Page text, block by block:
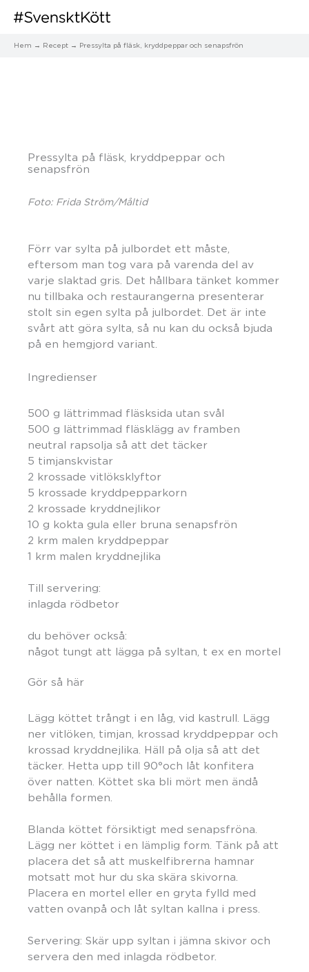
Hem Recept Pressylta på fläsk, kryddpeppar och senapsfrön
Pressylta på fläsk, kryddpeppar och
senapsfrön
Foto: Frida Ström/Måltid
Förr var sylta på julbordet ett måste,
eftersom man tog vara på varenda del av
varje slaktad gris. Det hållbara tänket kommer
nu tillbaka och restaurangerna presenterar
stolt sin egen sylta på julbordet. Det är inte
svårt att göra sylta, så nu kan du också bjuda
på en hemgjord variant.
Ingredienser
500 g lättrimmad fläsksida utan svål
500 g lättrimmad fläsklägg av framben
neutral rapsolja så att det täcker
5 timjanskvistar
2 krossade vitlöksklyftor
5 krossade kryddpepparkorn
2 krossade kryddnejlikor
10 g kokta gula eller bruna senapsfrön
2 krm malen kryddpeppar
1 krm malen kryddnejlika
Till servering:
inlagda rödbetor
du behöver också:
något tungt att lägga på syltan, t ex en mortel
Gör så här
Lägg köttet trångt i en låg, vid kastrull. Lägg
ner vitlöken, timjan, krossad kryddpeppar och
krossad kryddnejlika. Häll på olja så att det
täcker. Hetta upp till 90°och låt konfitera
över natten. Köttet ska bli mört men ändå
behålla formen.
Blanda köttet försiktigt med senapsfröna.
Lägg ner köttet i en lämplig form. Tänk på att
placera det så att muskelfibrerna hamnar
motsatt mot hur du ska skära skivorna.
Placera en mortel eller en gryta fylld med
vatten ovanpå och låt syltan kallna i press.
Servering: Skär upp syltan i jämna skivor och
servera den med inlagda rödbetor.